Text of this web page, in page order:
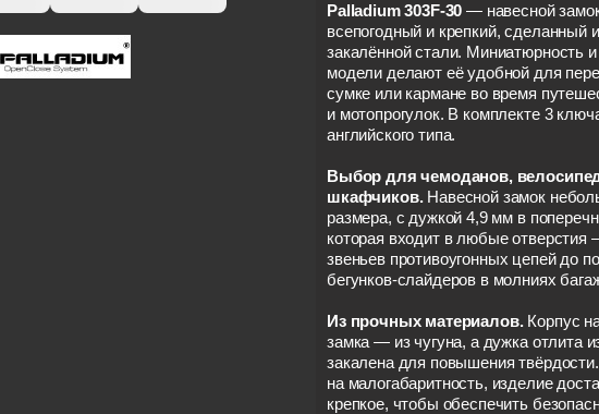
Palladium 303F-30— навесной
всепогодный и крепкий, сделанный
закалённой стали. Миниатюрность и
модели делают её удобной для
сумке или кармане во время
и мотопрогулок. В комплекте 3
английского типа.
Выбор для чемоданов,
шкафчиков. Навесной замок
размера, с дужкой 4,9 мм в
которая входит в любые отверстия
звеньев противоугонных цепей до
бегунков-слайдеров в молниях
Из прочных материалов. Корпус
замка — из чугуна, а дужка отлита
закалена для повышения
на малогабаритность, изделие
крепкое, чтобы обеспечить